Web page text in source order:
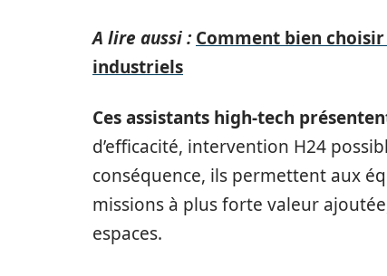
A lire aussi : Comment bien
industriels
Ces assistants high-tech
d’efficacité, intervention H24
conséquence, ils permettent aux
missions à plus forte valeur
espaces.